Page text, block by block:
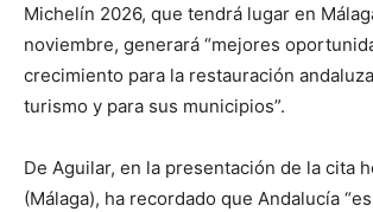
Michelín 2026, que tendrá lugar en
noviembre, generará “mejores
crecimiento para la restauración
turismo y para sus municipios”.
De Aguilar, en la presentación de la cita
(Málaga), ha recordado que Andalucía